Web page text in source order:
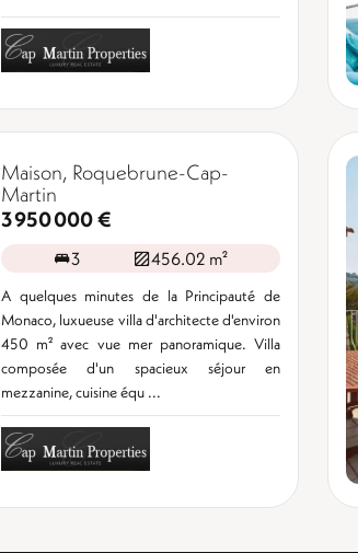
Maison, Roquebrune-Cap-
Martin
3 950 000 €
3 456.02 m²
A quelques minutes de la Principauté de
Monaco, luxueuse villa d'architecte d'environ
450 m² avec vue mer panoramique. Villa
composée d'un spacieux séjour en
mezzanine, cuisine équ ...